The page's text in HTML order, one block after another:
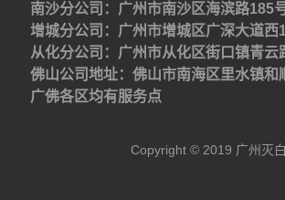
南沙分公司：广州市南沙区海滨路185
增城分公司：广州市增城区广深大道西
从化分公司：广州市从化区街口镇青云
佛山公司地址：佛山市南海区里水镇和
广佛各区均有服务点
Copyright © 2019 广州灭